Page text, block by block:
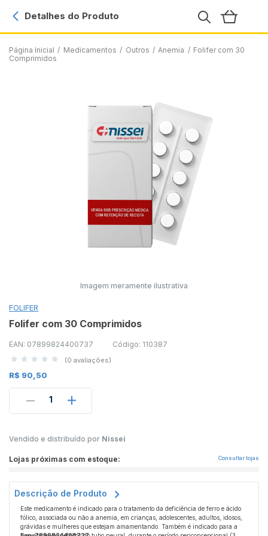
Página Inicial / Medicamentos / Outros / Anemia / Folifer com 30
Comprimidos
Detalhes do Produto
Imagem meramente ilustrativa
FOLIFER
Folifer com 30 Comprimidos
EAN: 07899824400737 Código: 110387
(0 avaliações)
R$ 90,50
1
Vendido e distribuído por Nissei
Lojas próximas com estoque: Consultar lojas
Descrição de Produto
Este medicamento é indicado para o tratamento da deficiência de ferro e ácido
fólico, associada ou não a anemia, em crianças, adolescentes, adultos, idosos,
grávidas e mulheres que estejam amamentando. Também é indicado para a